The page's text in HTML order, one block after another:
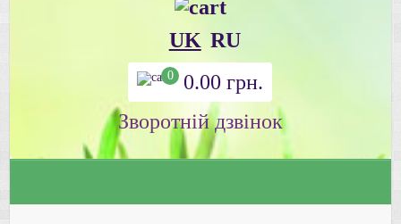
UK RU
0 0.00грн.
Зворотній дзвінок